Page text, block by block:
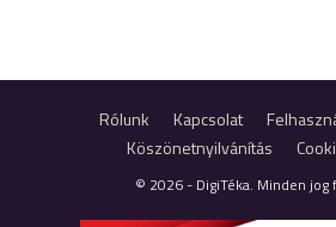
Rólunk Kapcsolat
Köszönetnyilvánítás
© 2026 - DigiTéka. Minden jog